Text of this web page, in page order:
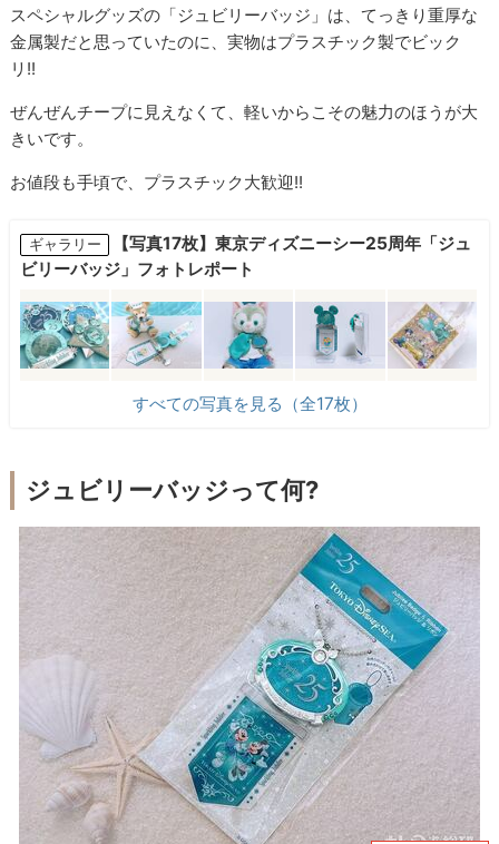
スペシャルグッズの「ジュビリーバッジ」は、てっきり重厚な
金属製だと思っていたのに、実物はプラスチック製でビック
リ!!
ぜんぜんチープに見えなくて、軽いからこその魅力のほうが大
きいです。
お値段も手頃で、プラスチック大歓迎!!
ギャラリー
【写真17枚】東京ディズニーシー25周年「ジュ
ビリーバッジ」フォトレポート
すべての写真を見る（全17枚）
ジュビリーバッジって何?